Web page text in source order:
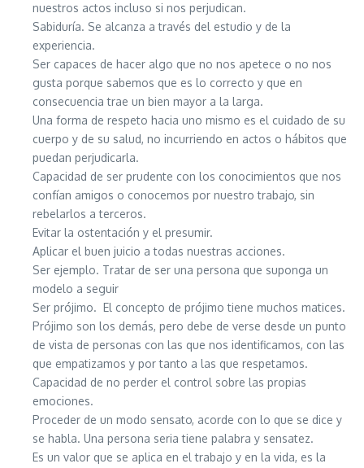
nuestros actos incluso si nos perjudican.
Sabiduría. Se alcanza a través del estudio y de la
experiencia.
Ser capaces de hacer algo que no nos apetece o no nos
gusta porque sabemos que es lo correcto y que en
consecuencia trae un bien mayor a la larga.
Una forma de respeto hacia uno mismo es el cuidado de su
cuerpo y de su salud, no incurriendo en actos o hábitos que
puedan perjudicarla.
Capacidad de ser prudente con los conocimientos que nos
confían amigos o conocemos por nuestro trabajo, sin
rebelarlos a terceros.
Evitar la ostentación y el presumir.
Aplicar el buen juicio a todas nuestras acciones.
Ser ejemplo. Tratar de ser una persona que suponga un
modelo a seguir
Ser prójimo. El concepto de prójimo tiene muchos matices.
Prójimo son los demás, pero debe de verse desde un punto
de vista de personas con las que nos identificamos, con las
que empatizamos y por tanto a las que respetamos.
Capacidad de no perder el control sobre las propias
emociones.
Proceder de un modo sensato, acorde con lo que se dice y
se habla. Una persona seria tiene palabra y sensatez.
Es un valor que se aplica en el trabajo y en la vida, es la